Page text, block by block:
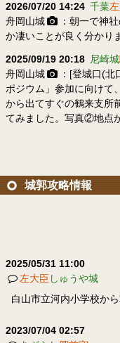
2026/07/20 14:24 千葉
舟岡山城
：朝一で神
か凄いことが良く分かり
2025/09/19 20:18 尼崎城
舟岡山城
：[登城口(
ポジウム」参加に向けて
から出てすぐの鶴来支所
てみました。写真②地点
城郭攻略情報
2025/05/31 11:00
左大臣 しゅうや城
白山市立河内小学校か
2023/07/04 02:57